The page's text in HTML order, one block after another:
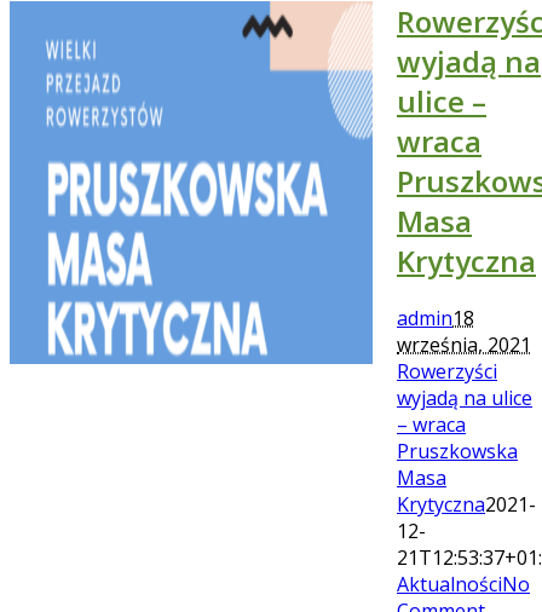
wyjadą na
ulice –
wraca
Masa
Krytyczna
admin18
września, 2021
Rowerzyści
wyjadą na ulice
– wraca
Pruszkowska
Masa
Krytyczna2021-
12-
AktualnościNo